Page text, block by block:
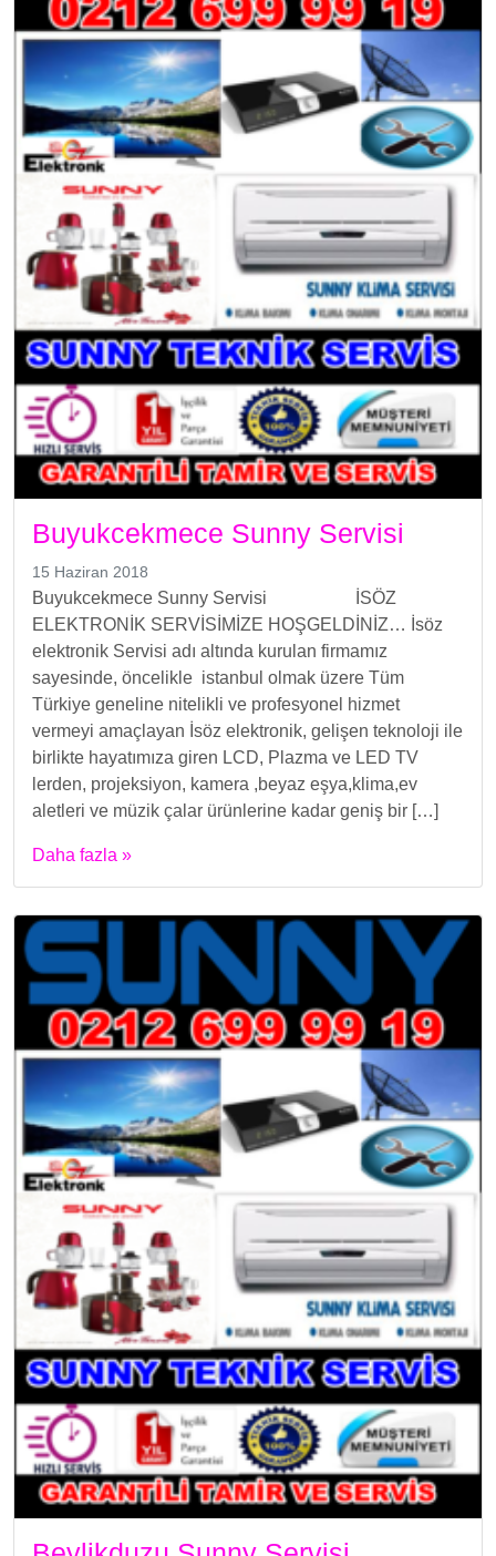
Buyukcekmece Sunny Servisi
15 Haziran 2018
Buyukcekmece Sunny Servisi İSÖZ
ELEKTRONİK SERVİSİMİZE HOŞGELDİNİZ… İsöz
elektronik Servisi adı altında kurulan firmamız
sayesinde, öncelikle istanbul olmak üzere Tüm
Türkiye geneline nitelikli ve profesyonel hizmet
vermeyi amaçlayan İsöz elektronik, gelişen teknoloji ile
birlikte hayatımıza giren LCD, Plazma ve LED TV
lerden, projeksiyon, kamera ,beyaz eşya,klima,ev
aletleri ve müzik çalar ürünlerine kadar geniş bir […]
Daha fazla »